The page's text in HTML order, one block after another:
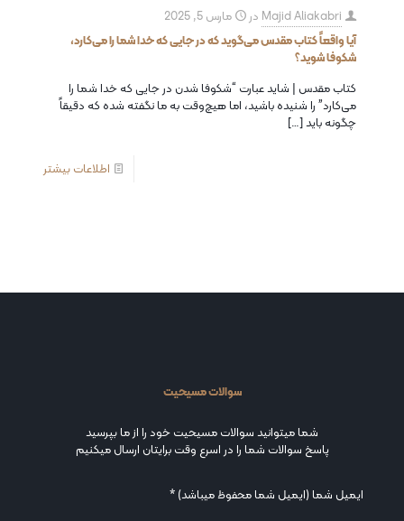
Majid Aliakabri در
مارس 5, 2025
آیا واقعاً کتاب مقدس می‌گوید که در جایی که خدا شما را می‌کارد،
شکوفا شوید؟
کتاب مقدس | شاید عبارت “شکوفا شدن در جایی که خدا شما را
می‌کارد” را شنیده باشید، اما هیچ‌وقت به ما نگفته شده که دقیقاً
چگونه باید[…]
اطلاعات بیشتر
سوالات مسیحیت
شما میتوانید سوالات مسیحیت خود را از ما بپرسید
پاسخ سوالات شما را در اسرع وقت برایتان ارسال میکنیم
ایمیل شما (ایمیل شما محفوظ میباشد) *